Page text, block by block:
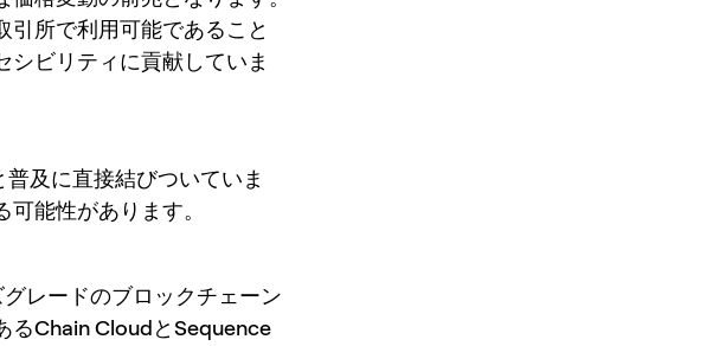
引所で利用可能であること
シビリティに貢献していま
及に直接結びついていま
能性があります。
レードのブロックチェーン
るChain CloudとSequence